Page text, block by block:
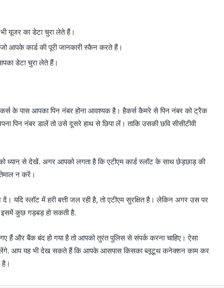
यूजर का डेटा चुरा लेते हैं।
आपके कार्ड की पूरी जानकारी स्कैन करते हैं।
डेटा चुरा लेते हैं।
के पास आपका पिन नंबर होना आवश्यक है। हैकर्स कैमरे से पिन नंबर को ट्रैक
नंबर डालें तो उसे दूसरे हाथ से छिपा लें। ताकि उसकी छवि सीसीटीवी
ध्यान से देखें. अगर आपको लगता है कि एटीएम कार्ड स्लॉट के साथ छेड़छाड़ की
न करें।
यदि स्लॉट में हरी बत्ती जल रही है, तो एटीएम सुरक्षित है। लेकिन अगर उस पर
इसमें कुछ गड़बड़ हो सकती है.
और बैंक बंद हो गया है तो आपको तुरंत पुलिस से संपर्क करना चाहिए। ऐसा
आप यह भी देख सकते हैं कि आपके आसपास किसका ब्लूटूथ कनेक्शन काम कर
इनकी नेटवर्थ इतनी है कि जान उड़ जाएंगे
आपके होश
वैज्ञानिकों ने किया कमाल!
दो अंगुलियों से सलाम करने पर एसीपी पर
लगा नकेल, मजिस्ट्रेट ने दिए ये आदेश